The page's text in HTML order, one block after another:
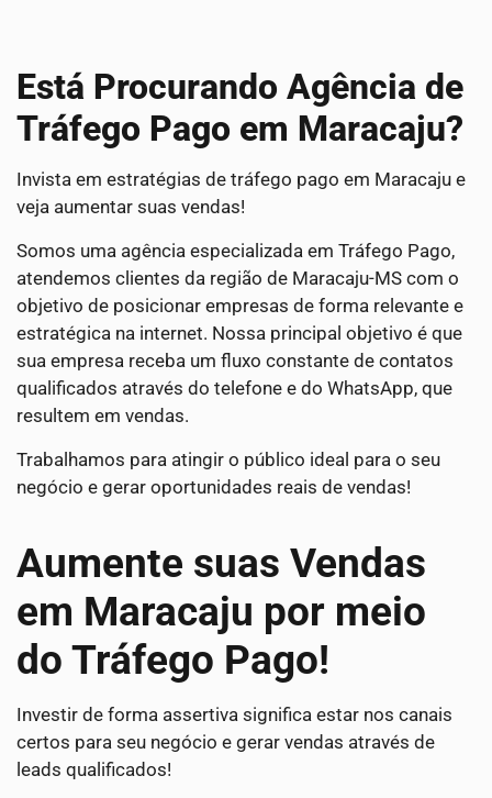
Está Procurando Agência de
Tráfego Pago em Maracaju?
Invista em estratégias de tráfego pago em Maracaju e
veja aumentar suas vendas!
Somos uma agência especializada em Tráfego Pago,
atendemos clientes da região de Maracaju-MS com o
objetivo de posicionar empresas de forma relevante e
estratégica na internet. Nossa principal objetivo é que
sua empresa receba um fluxo constante de contatos
qualificados através do telefone e do WhatsApp, que
resultem em vendas.
Trabalhamos para atingir o público ideal para o seu
negócio e gerar oportunidades reais de vendas!
Aumente suas Vendas
em Maracaju por meio
do Tráfego Pago!
Investir de forma assertiva significa estar nos canais
certos para seu negócio e gerar vendas através de
leads qualificados!